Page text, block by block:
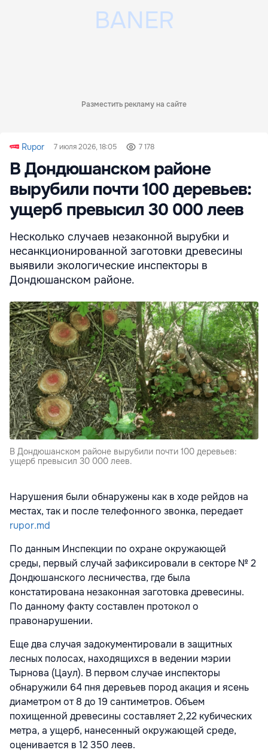
Разместить рекламу на сайте
Rupor 7 июля 2026, 18:05 7 178
В Дондюшанском районе
вырубили почти 100 деревьев:
ущерб превысил 30 000 леев
Несколько случаев незаконной вырубки и
несанкционированной заготовки древесины
выявили экологические инспекторы в
Дондюшанском районе.
В Дондюшанском районе вырубили почти 100 деревьев:
ущерб превысил 30 000 леев.
Нарушения были обнаружены как в ходе рейдов на
местах, так и после телефонного звонка, передает
rupor.md
По данным Инспекции по охране окружающей
среды, первый случай зафиксировали в секторе № 2
Дондюшанского лесничества, где была
констатирована незаконная заготовка древесины.
По данному факту составлен протокол о
правонарушении.
Еще два случая задокументировали в защитных
лесных полосах, находящихся в ведении мэрии
Тырнова (Цаул). В первом случае инспекторы
обнаружили 64 пня деревьев пород акация и ясень
диаметром от 8 до 19 сантиметров. Объем
похищенной древесины составляет 2,22 кубических
метра, а ущерб, нанесенный окружающей среде,
оценивается в 12 350 леев.